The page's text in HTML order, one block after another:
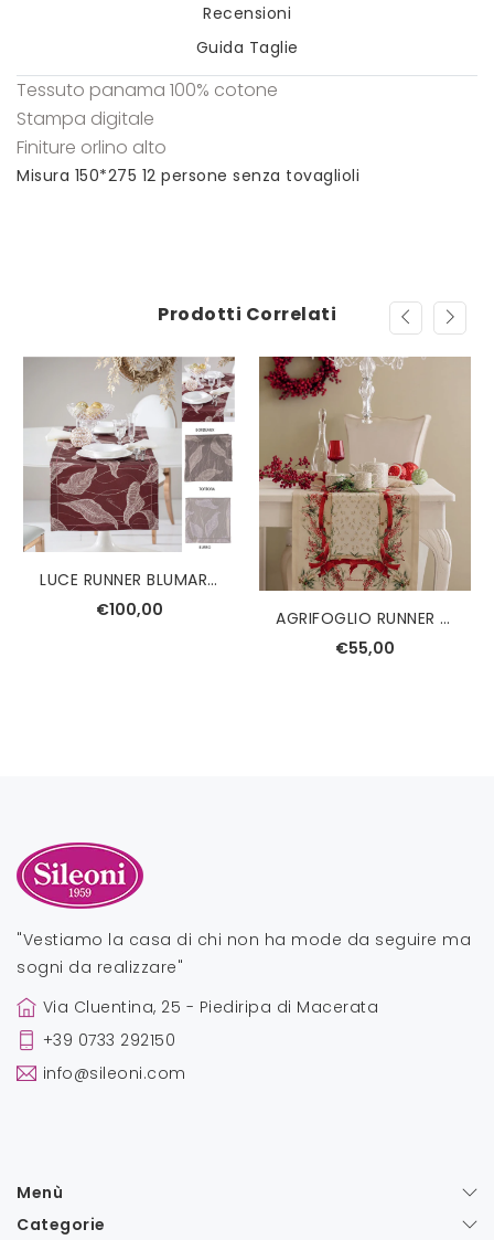
Recensioni
Guida Taglie
Tessuto panama 100% cotone
Stampa digitale
Finiture orlino alto
Misura 150*275 12 persone senza tovaglioli
Prodotti Correlati
LUCE RUNNER BLUMARINE
€100,00
AGRIFOGLIO RUNNER RUBINO BLUMARINE
€55,00
"Vestiamo la casa di chi non ha mode da seguire ma
sogni da realizzare"
Via Cluentina, 25 - Piediripa di Macerata
+39 0733 292150
info@sileoni.com
Menù
Categorie